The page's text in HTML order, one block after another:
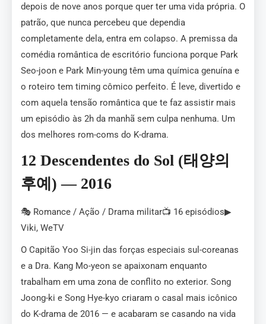
depois de nove anos porque quer ter uma vida própria. O
patrão, que nunca percebeu que dependia
completamente dela, entra em colapso. A premissa da
comédia romântica de escritório funciona porque Park
Seo-joon e Park Min-young têm uma química genuína e
o roteiro tem timing cômico perfeito. É leve, divertido e
com aquela tensão romântica que te faz assistir mais
um episódio às 2h da manhã sem culpa nenhuma. Um
dos melhores rom-coms do K-drama.
12 Descendentes do Sol (태양의
후예) — 2016
🎭 Romance / Ação / Drama militar📺 16 episódios▶
Viki, WeTV
O Capitão Yoo Si-jin das forças especiais sul-coreanas
e a Dra. Kang Mo-yeon se apaixonam enquanto
trabalham em uma zona de conflito no exterior. Song
Joong-ki e Song Hye-kyo criaram o casal mais icônico
do K-drama de 2016 — e acabaram se casando na vida